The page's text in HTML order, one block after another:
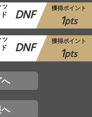
DNF 獲得ポイント
1pts
DNF 獲得ポイント
1pts